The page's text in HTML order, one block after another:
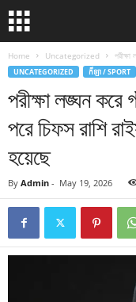
Home Uncategorized পরীক্ষা
UNCATEGORIZED កីឡា / SPORT
পরীক্ষা লঙ্ঘন করে
পরে চিফস রাশি
হয়েছে
By Admin - May 19, 2026